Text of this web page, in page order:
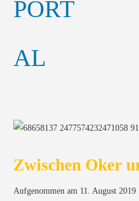
Zwischen Oker
Aufgenommen am 11. August 2019